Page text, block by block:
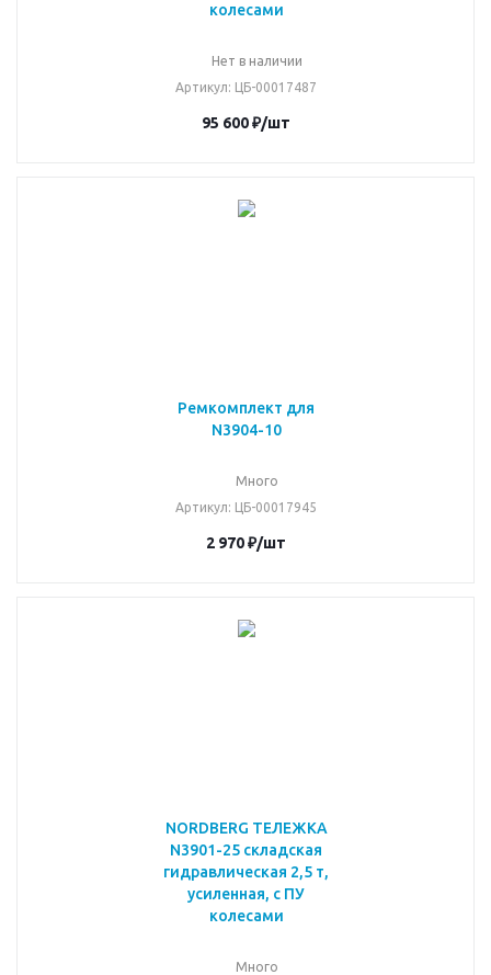
колесами
Нет в наличии
Артикул: ЦБ-00017487
95 600₽/шт
Ремкомплект для
N3904-10
Много
Артикул: ЦБ-00017945
2 970₽/шт
NORDBERG ТЕЛЕЖКА
N3901-25 складская
гидравлическая 2,5 т,
усиленная, с ПУ
колесами
Много